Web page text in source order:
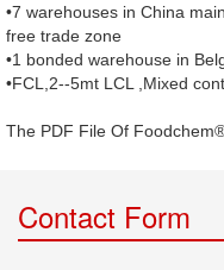
•7 warehouses in China
free trade zone
•1 bonded warehouse in
•FCL,2--5mt LCL ,Mixed
The PDF File Of